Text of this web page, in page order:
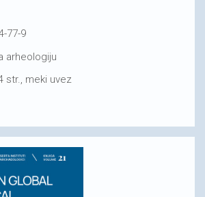
77-9
arheologiju
str., meki uvez